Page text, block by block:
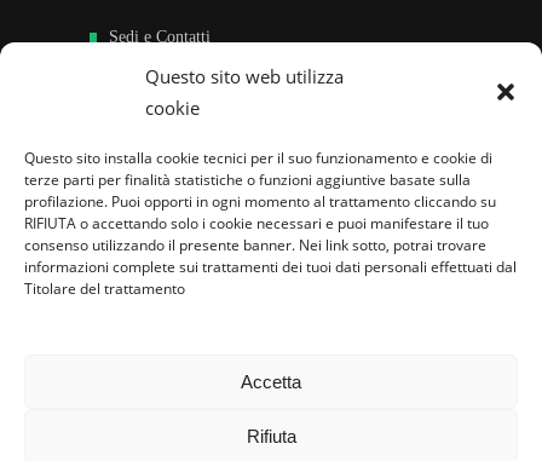
Questo sito web utilizza
cookie
Questo sito installa cookie tecnici per il suo funzionamento e cookie di
terze parti per finalità statistiche o funzioni aggiuntive basate sulla
profilazione. Puoi opporti in ogni momento al trattamento cliccando su
RIFIUTA o accettando solo i cookie necessari e puoi manifestare il tuo
consenso utilizzando il presente banner. Nei link sotto, potrai trovare
informazioni complete sui trattamenti dei tuoi dati personali effettuati dal
Titolare del trattamento
Accetta
Rifiuta
Sedi e Contatti
Sostieni
Famiglie per l’accoglienza nel mondo